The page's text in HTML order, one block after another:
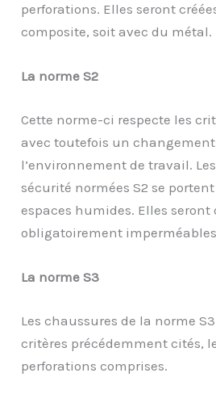
perforations. Elles seront
composite, soit avec du métal.
La norme S2
Cette norme-ci respecte les
avec toutefois un
l’environnement de travail.
sécurité normées S2 se
espaces humides. Elles seront
obligatoirement
La norme S3
Les chaussures de la norme
critères précédemment cités,
perforations comprises.